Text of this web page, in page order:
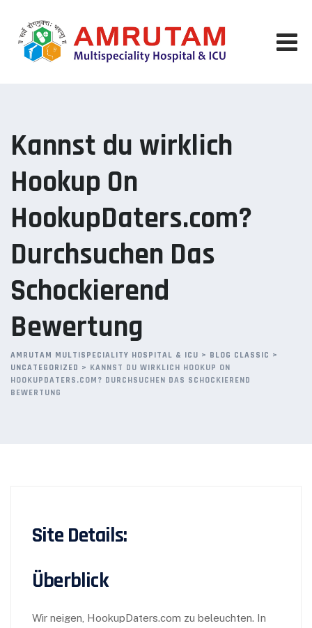
content
Kannst du wirklich
Hookup On
HookupDaters.com?
Durchsuchen Das
Schockierend
Bewertung
AMRUTAM MULTISPECIALITY HOSPITAL & ICU > BLOG CLASSIC >
UNCATEGORIZED > KANNST DU WIRKLICH HOOKUP ON
HOOKUPDATERS.COM? DURCHSUCHEN DAS SCHOCKIEREND
BEWERTUNG
Site Details:
Überblick
Wir neigen, HookupDaters.com zu beleuchten. In